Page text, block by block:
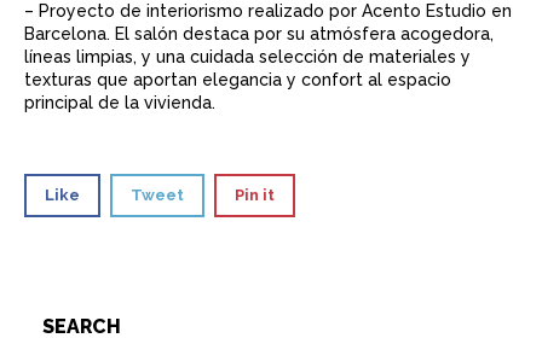
– Proyecto de interiorismo realizado por Acento Estudio en
Barcelona. El salón destaca por su atmósfera acogedora,
líneas limpias, y una cuidada selección de materiales y
texturas que aportan elegancia y confort al espacio
principal de la vivienda.
Like Tweet Pin it
SEARCH